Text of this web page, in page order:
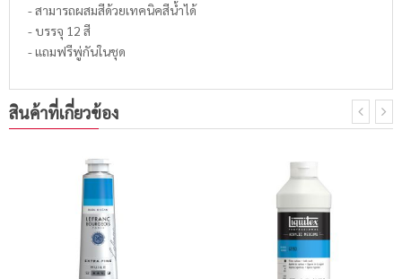
- สามารถผสมสีด้วยเทคนิคสีน้ำได้
- บรรจุ 12 สี
- แถมฟรีพู่กันในชุด
สินค้าที่เกี่ยวข้อง